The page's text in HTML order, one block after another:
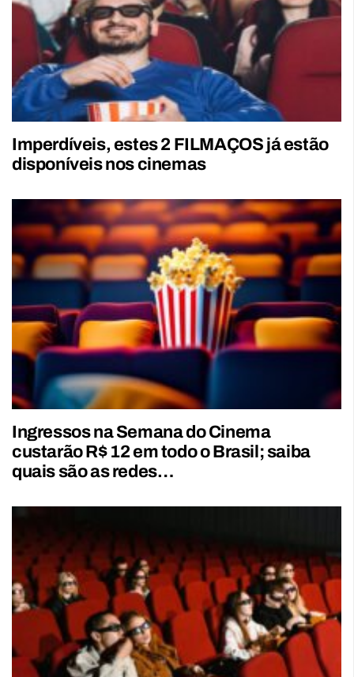
Imperdíveis, estes 2 FILMAÇOS já estão
disponíveis nos cinemas
Ingressos na Semana do Cinema
custarão R$ 12 em todo o Brasil; saiba
quais são as redes…